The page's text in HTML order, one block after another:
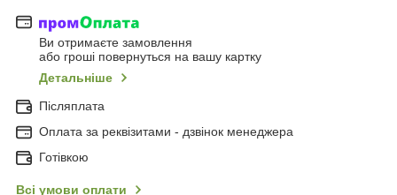
Ви отримаєте замовлення
або гроші повернуться на вашу картку
Детальніше
Післяплата
Оплата за реквізитами - дзвінок менеджера
Готівкою
Всі умови оплати